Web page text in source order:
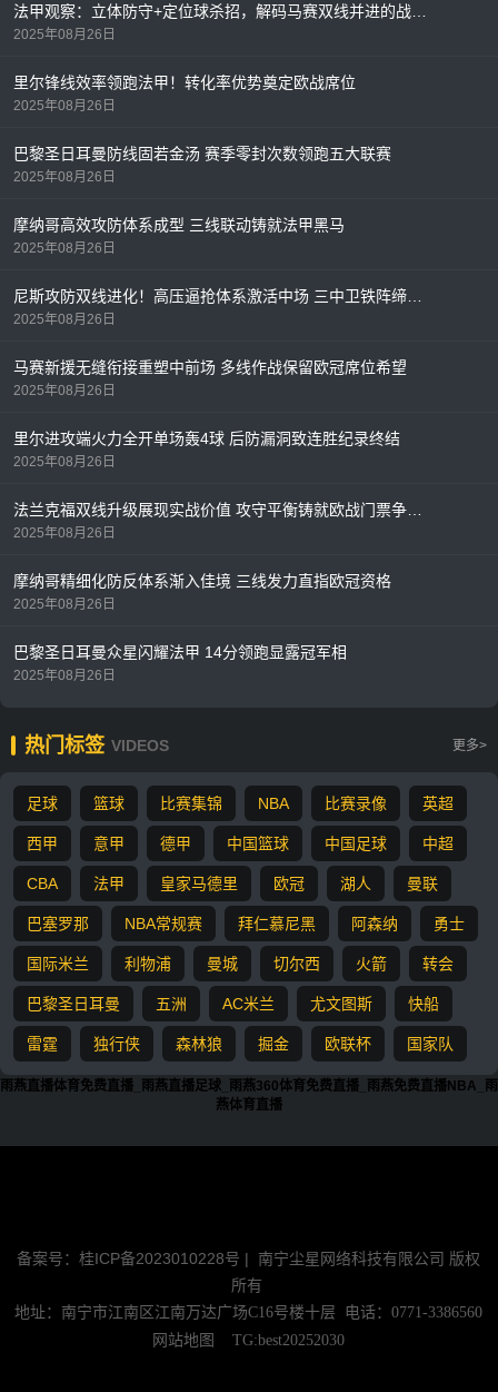
2025年08月26日
里尔锋线效率领跑法甲！转化率优势奠定欧战席位
2025年08月26日
巴黎圣日耳曼防线固若金汤 赛季零封次数领跑五大联赛
2025年08月26日
摩纳哥高效攻防体系成型 三线联动铸就法甲黑马
2025年08月26日
2025年08月26日
马赛新援无缝衔接重塑中前场 多线作战保留欧冠席位希望
2025年08月26日
里尔进攻端火力全开单场轰4球 后防漏洞致连胜纪录终结
2025年08月26日
2025年08月26日
摩纳哥精细化防反体系渐入佳境 三线发力直指欧冠资格
2025年08月26日
巴黎圣日耳曼众星闪耀法甲 14分领跑显露冠军相
2025年08月26日
热门标签 VIDEOS 更多>
足球 篮球 比赛集锦 NBA 比赛录像 英超
西甲 意甲 德甲 中国篮球 中国足球 中超
CBA 法甲 皇家马德里 欧冠 湖人 曼联
巴塞罗那 NBA常规赛 拜仁慕尼黑 阿森纳 勇士
国际米兰 利物浦 曼城 切尔西 火箭 转会
巴黎圣日耳曼 五洲 AC米兰 尤文图斯 快船
雷霆 独行侠 森林狼 掘金 欧联杯 国家队
雨燕直播体育免费直播_雨燕直播足球_雨燕360体育免费直播_雨燕免费直播NBA_雨
燕体育直播
备案号：桂ICP备2023010228号 |
南宁尘星网络科技有限公司 版权
所有
地址：南宁市江南区江南万达广场C16号楼十层 电话：0771-3386560
网站地图 TG:best20252030